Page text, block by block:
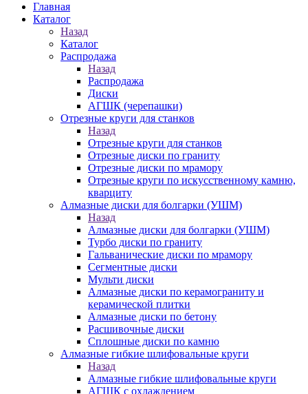
Главная
Каталог
Назад
Каталог
Распродажа
Назад
Распродажа
Диски
АГШК (черепашки)
Отрезные круги для станков
Назад
Отрезные круги для станков
Отрезные диски по граниту
Отрезные диски по мрамору
Отрезные круги по искусственному камню,
кварциту
Алмазные диски для болгарки (УШМ)
Назад
Алмазные диски для болгарки (УШМ)
Турбо диски по граниту
Гальванические диски по мрамору
Сегментные диски
Мульти диски
Алмазные диски по керамограниту и
керамической плитки
Алмазные диски по бетону
Расшивочные диски
Сплошные диски по камню
Алмазные гибкие шлифовальные круги
Назад
Алмазные гибкие шлифовальные круги
АГШК с охлаждением